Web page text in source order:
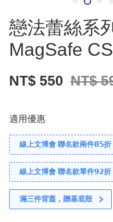
戀法蕾絲系
MagSafe
NT$ 550 NT$
適用優惠
線上文博會 聯名款兩件𝟴𝟱折
線上文博會 聯名款單件𝟵𝟮折
滿三件背蓋，贈基底殼